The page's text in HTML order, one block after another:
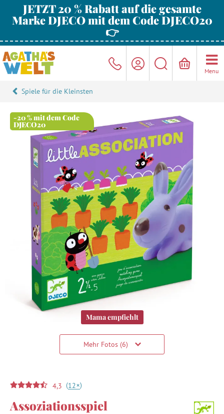
JETZT 20 % Rabatt auf die gesamte
Marke DJECO mit dem Code DJECO20
👉
Menu
Spiele für die Kleinsten
-20 % mit dem Code
DJECO20
Mama empfiehlt
Mehr Fotos (6)
4,3 (12+)
Assoziationsspiel